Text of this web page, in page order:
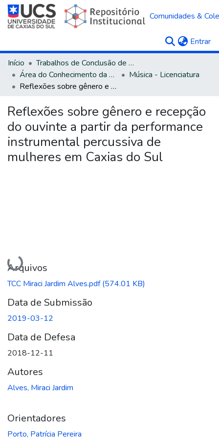
Comunidades &
Entrar
Início
Trabalhos de Conclusão de Curso
Área do Conhecimento da Linguística, Letras e Artes
Música - Licenciatura
Reflexões sobre gênero e recepção do ouvinte a partir da performance instrumental percussiva de mulheres em Caxias do Sul
Reflexões sobre gênero e recepção
do ouvinte a partir da performance
instrumental percussiva de
mulheres em Caxias do Sul
Carregando...
Arquivos
TCC Miraci Jardim Alves.pdf(574.01 KB)
Data de Submissão
2019-03-12
Data de Defesa
2018-12-11
Autores
Alves, Miraci Jardim
Orientadores
Porto, Patrícia Pereira